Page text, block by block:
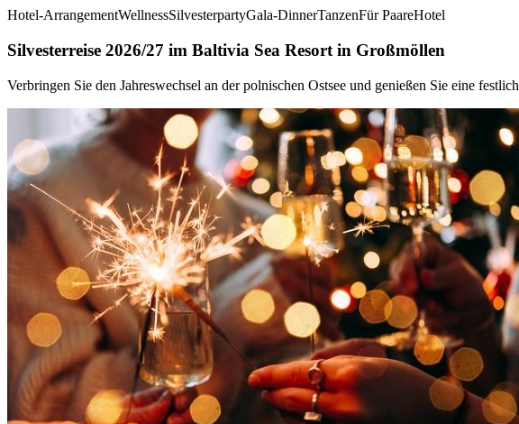
Hotel-ArrangementWellnessSilvesterpartyGala-DinnerTanzenFür PaareHotel
Silvesterreise 2026/27 im Baltivia Sea Resort in Großmöllen
Verbringen Sie den Jahreswechsel an der polnischen Ostsee und genießen Sie eine